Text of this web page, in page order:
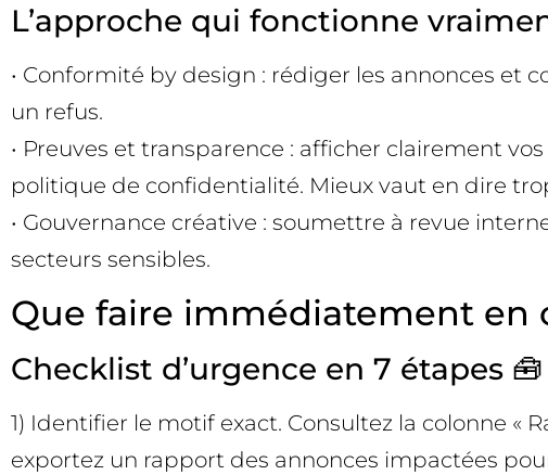
L’approche qui fonctionne
• Conformité by design : rédiger les annonces et
un refus.
• Preuves et transparence : afficher clairement
politique de confidentialité. Mieux vaut en dire
• Gouvernance créative : soumettre à revue
secteurs sensibles.
Que faire immédiatement en
Checklist d’urgence en 7 étapes 🧰
1) Identifier le motif exact. Consultez la colonne «
exportez un rapport des annonces impactées